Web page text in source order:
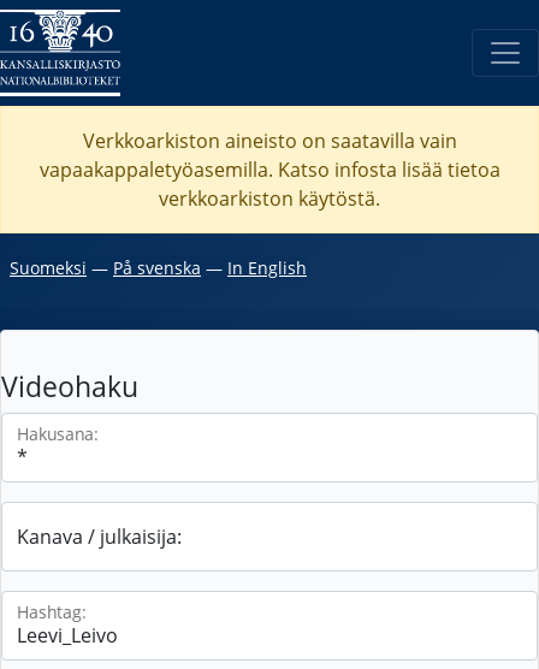
Verkkoarkiston aineisto on saatavilla vain
vapaakappaletyöasemilla. Katso infosta lisää tietoa
verkkoarkiston käytöstä.
Suomeksi ― På svenska ― In English
Videohaku
Hakusana:
Kanava / julkaisija:
Hashtag: